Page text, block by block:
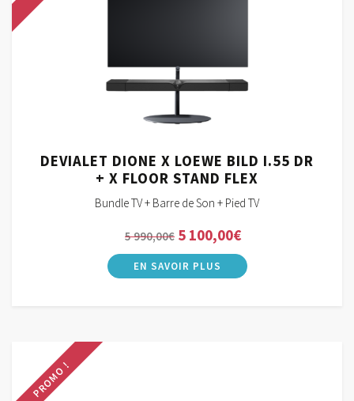
DEVIALET DIONE X LOEWE BILD I.55 DR
+ X FLOOR STAND FLEX
Bundle TV + Barre de Son + Pied TV
5 990,00€ Le
prix
initial
5 100,00€Le
prix
actuel
PROMO !